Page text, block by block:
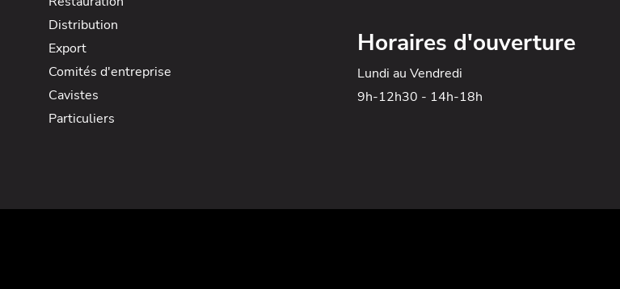
Distribution
Export
Comités d'entreprise
Cavistes
Particuliers
Horaires d'ouverture
Lundi au Vendredi
9h-12h30 - 14h-18h